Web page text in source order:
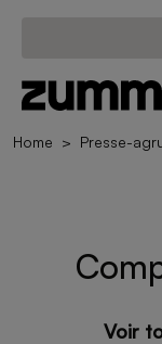
Home Presse-
Voir